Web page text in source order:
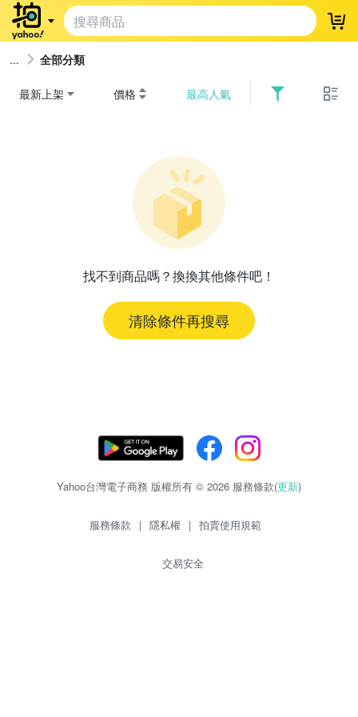
登
全部分類
最新上架 價格 最高人氣
找不到商品嗎？換換其他條件吧！
清除條件再搜尋
Yahoo台灣電子商務 版權所有 © 2026 服務條款(更新)
服務條款 | 隱私權 | 拍賣使用規範
交易安全